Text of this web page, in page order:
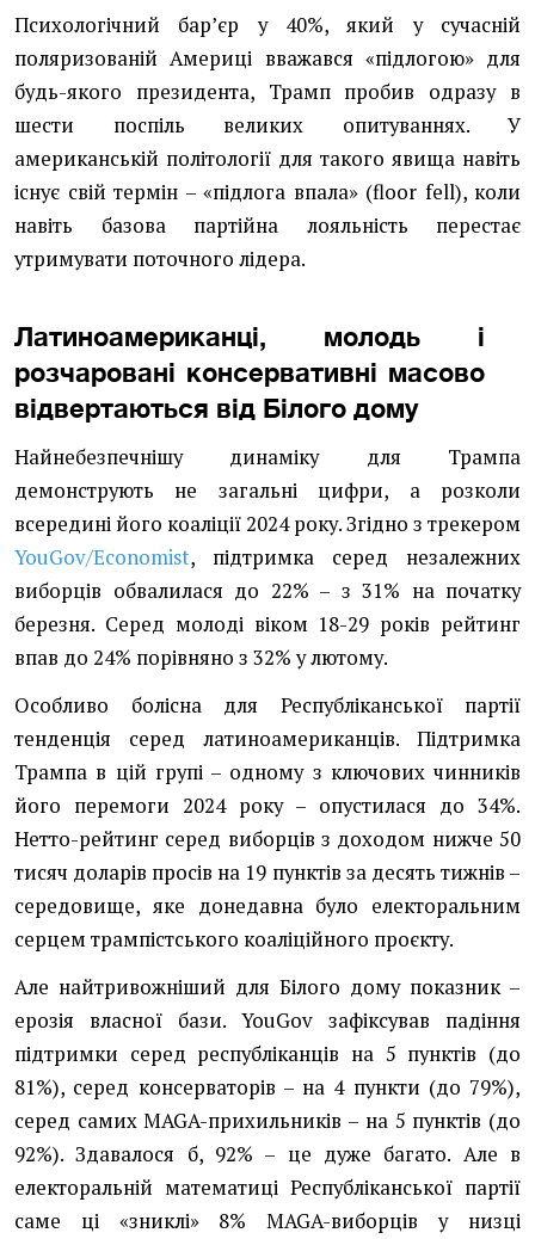
Психологічний барʼєр у 40%, який у сучасній
поляризованій Америці вважався «підлогою» для
будь-якого президента, Трамп пробив одразу в
шести поспіль великих опитуваннях. У
американській політології для такого явища навіть
існує свій термін – «підлога впала» (floor fell), коли
навіть базова партійна лояльність перестає
утримувати поточного лідера.
Латиноамериканці, молодь і
розчаровані консервативні масово
відвертаються від Білого дому
Найнебезпечнішу динаміку для Трампа
демонструють не загальні цифри, а розколи
всередині його коаліції 2024 року. Згідно з трекером
YouGov/Economist, підтримка серед незалежних
виборців обвалилася до 22% – з 31% на початку
березня. Серед молоді віком 18-29 років рейтинг
впав до 24% порівняно з 32% у лютому.
Особливо болісна для Республіканської партії
тенденція серед латиноамериканців. Підтримка
Трампа в цій групі – одному з ключових чинників
його перемоги 2024 року – опустилася до 34%.
Нетто-рейтинг серед виборців з доходом нижче 50
тисяч доларів просів на 19 пунктів за десять тижнів –
середовище, яке донедавна було електоральним
серцем трампістського коаліційного проєкту.
Але найтривожніший для Білого дому показник –
ерозія власної бази. YouGov зафіксував падіння
підтримки серед республіканців на 5 пунктів (до
81%), серед консерваторів – на 4 пункти (до 79%),
серед самих MAGA-прихильників – на 5 пунктів (до
92%). Здавалося б, 92% – це дуже багато. Але в
електоральній математиці Республіканської партії
саме ці «зниклі» 8% MAGA-виборців у низці